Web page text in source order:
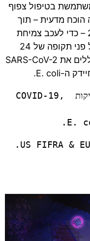
משתמשת בטיפול צפוף
הוכח מדעית – תוך
שימוש בתקני ISO 21702 ו-22196 – כדי לעכב צמיחת
וירוסים וחיידקים ביותר מ-99% על פני תקופה של 24
שעות. זנים המשמשים לבדיקות כוללים את SARS-CoV-2
* בדיקות ISO 21702 עבור בדיקות COVID-19,